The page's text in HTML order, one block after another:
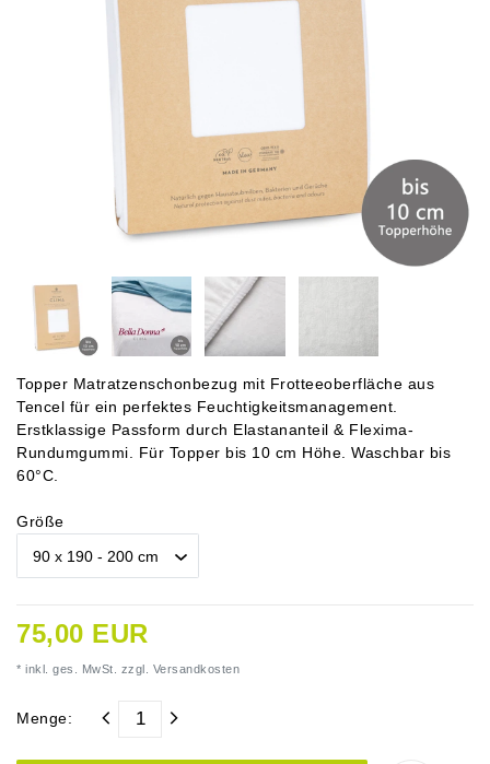
Topper Matratzenschonbezug mit Frotteeoberfläche aus
Tencel für ein perfektes Feuchtigkeitsmanagement.
Erstklassige Passform durch Elastananteil & Flexima-
Rundumgummi. Für Topper bis 10 cm Höhe. Waschbar bis
60°C.
Größe
75,00 EUR
* inkl. ges. MwSt. zzgl. Versandkosten
Menge: